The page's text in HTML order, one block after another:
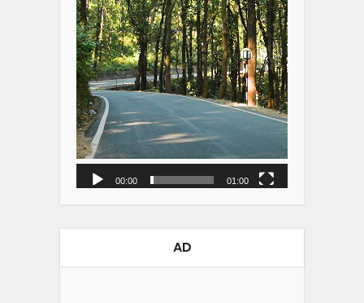
00:00 01:00
AD